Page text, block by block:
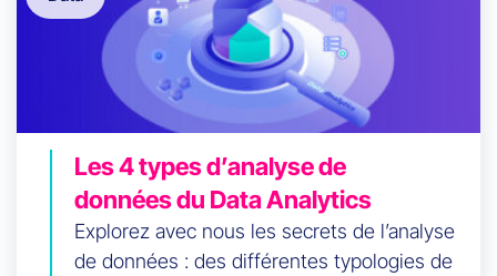
Les 4 types d’analyse de
données du Data Analytics
Explorez avec nous les secrets de l’analyse
de données : des différentes typologies de